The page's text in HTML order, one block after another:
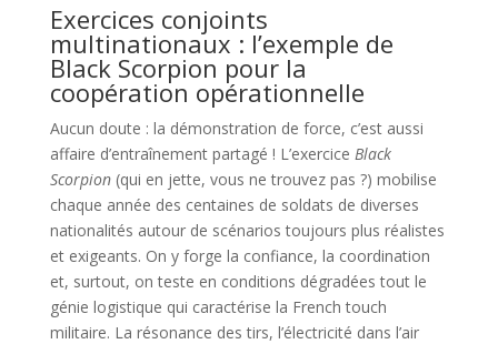
Exercices conjoints
multinationaux : l’exemple de
Black Scorpion pour la
coopération opérationnelle
Aucun doute : la démonstration de force, c’est aussi
affaire d’entraînement partagé ! L’exercice Black
Scorpion(qui en jette, vous ne trouvez pas ?) mobilise
chaque année des centaines de soldats de diverses
nationalités autour de scénarios toujours plus réalistes
et exigeants. On y forge la confiance, la coordination
et, surtout, on teste en conditions dégradées tout le
génie logistique qui caractérise la French touch
militaire. La résonance des tirs, l’électricité dans l’air